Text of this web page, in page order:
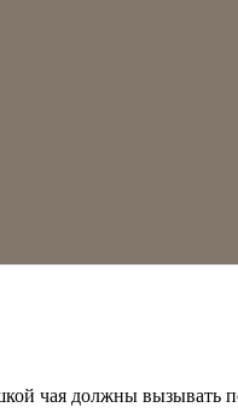
чая должны вызывать